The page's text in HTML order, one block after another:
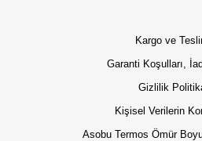
Kargo ve
Garanti Koşulları,
Gizlilik
Kişisel Verilerin
Asobu Termos Ömür